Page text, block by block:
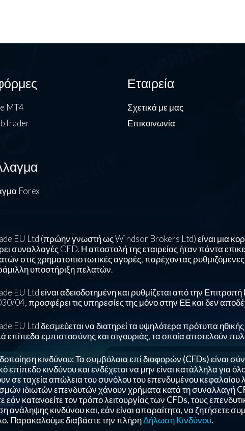
MT4
Forex
Εταιρεία
Σχετικά με μας
Επικοινωνία
EU Ltd (πρώην γνωστή ως Windsor Brokers Ltd) είναι μια
συναλλαγές CFD. Η αποστολή της εταιρείας ήταν πάντα
στις χρηματοπιστωτικές αγορές, παρέχοντας
υποστήριξη πελατών.
EU Ltd είναι αδειοδοτημένη και ρυθμίζεται από την
04, προσφέρει τις υπηρεσίες της μόνο στην ΕΕ και δεν
EU Ltd δεσμεύεται να διατηρεί τα υψηλότερα πρότυπα
επίπεδα εμπιστοσύνης και σιγουριάς, τα οποία αποτελούν
κινδύνου: Τα συμβόλαια επί διαφορών (CFDs) είναι
επίπεδο κινδύνου και ενδέχεται να μην είναι κατάλληλα για
σε ταχεία απώλεια του συνόλου του επενδυμένου κεφαλαίου
ιδιωτών επενδυτών χάνουν χρήματα κατά τη συναλλαγή
εάν κατανοείτε τον τρόπο λειτουργίας των CFDs, τους
ανάληψης κινδύνου και, εάν είναι απαραίτητο, να ζητήσετε
Παρακαλούμε διαβάστε την πλήρηΔήλωση Κινδύνου.